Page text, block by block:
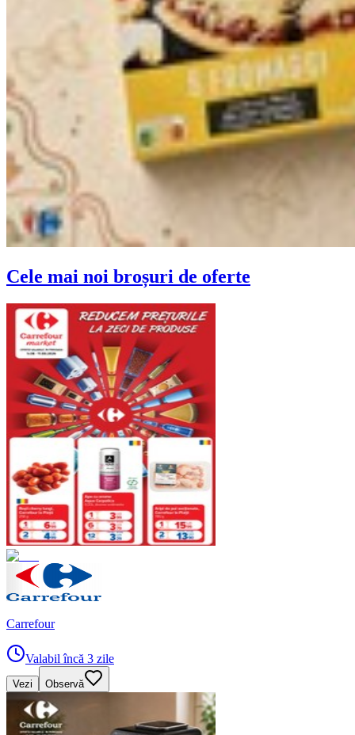
Cele mai noi broșuri de oferte
Carrefour
Valabil încă 3 zile
Vezi Observă